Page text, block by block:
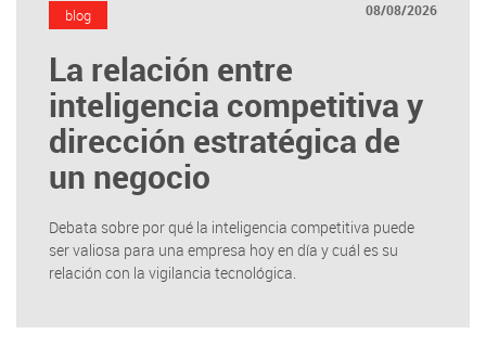
blog 08/08/2026
La relación entre
inteligencia competitiva y
dirección estratégica de
un negocio
Debata sobre por qué la inteligencia competitiva puede
ser valiosa para una empresa hoy en día y cuál es su
relación con la vigilancia tecnológica.